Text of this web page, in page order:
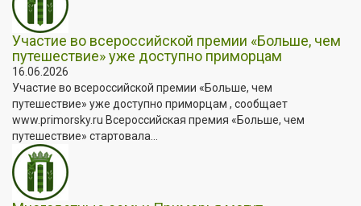
Участие во всероссийской премии «Больше, чем
путешествие» уже доступно приморцам
16.06.2026
Участие во всероссийской премии «Больше, чем
путешествие» уже доступно приморцам , сообщает
www.primorsky.ru Всероссийская премия «Больше, чем
путешествие» стартовала...